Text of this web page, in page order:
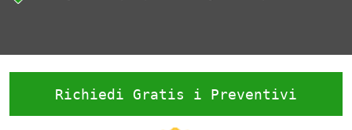
Richiedi Gratis i Preventivi